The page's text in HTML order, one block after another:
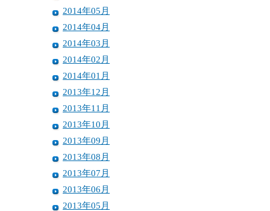
2014年05月
2014年04月
2014年03月
2014年02月
2014年01月
2013年12月
2013年11月
2013年10月
2013年09月
2013年08月
2013年07月
2013年06月
2013年05月